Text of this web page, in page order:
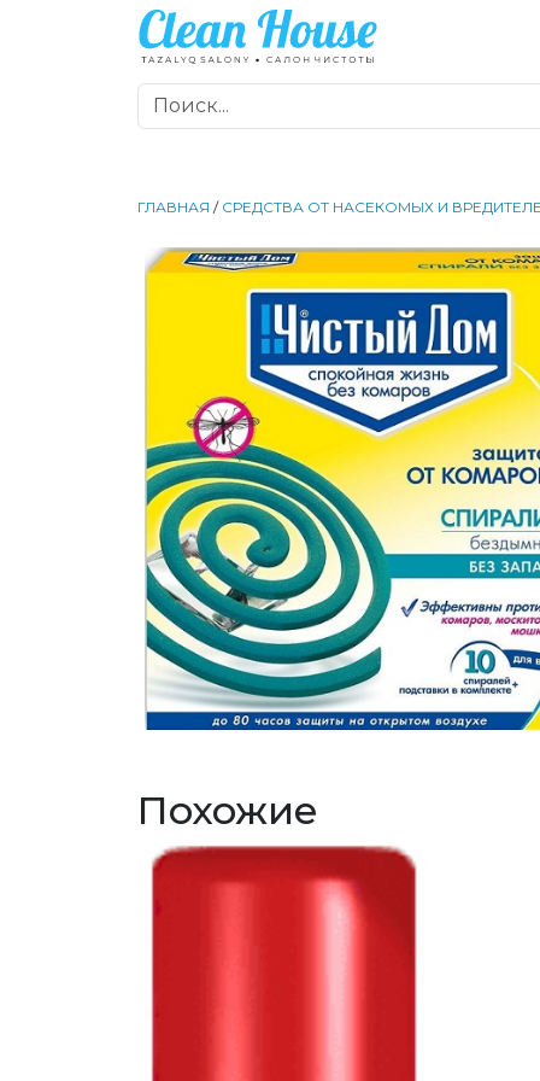
ГЛАВНАЯ / СРЕДСТВА ОТ НАСЕКОМЫХ И
Похожие